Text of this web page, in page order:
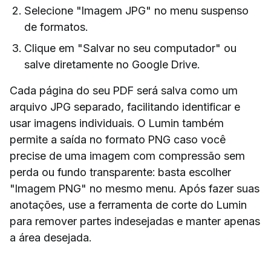
Selecione "Imagem JPG" no menu suspenso
de formatos.
Clique em "Salvar no seu computador" ou
salve diretamente no Google Drive.
Cada página do seu PDF será salva como um
arquivo JPG separado, facilitando identificar e
usar imagens individuais. O Lumin também
permite a saída no formato PNG caso você
precise de uma imagem com compressão sem
perda ou fundo transparente: basta escolher
"Imagem PNG" no mesmo menu. Após fazer suas
anotações, use a ferramenta de corte do Lumin
para remover partes indesejadas e manter apenas
a área desejada.